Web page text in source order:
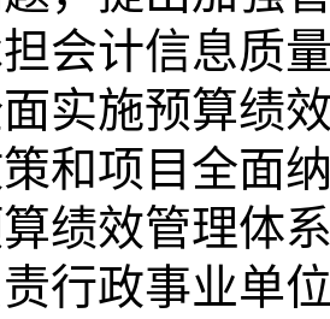
会计信息质
实施预算绩
和项目全面
绩效管理体
行政事业单